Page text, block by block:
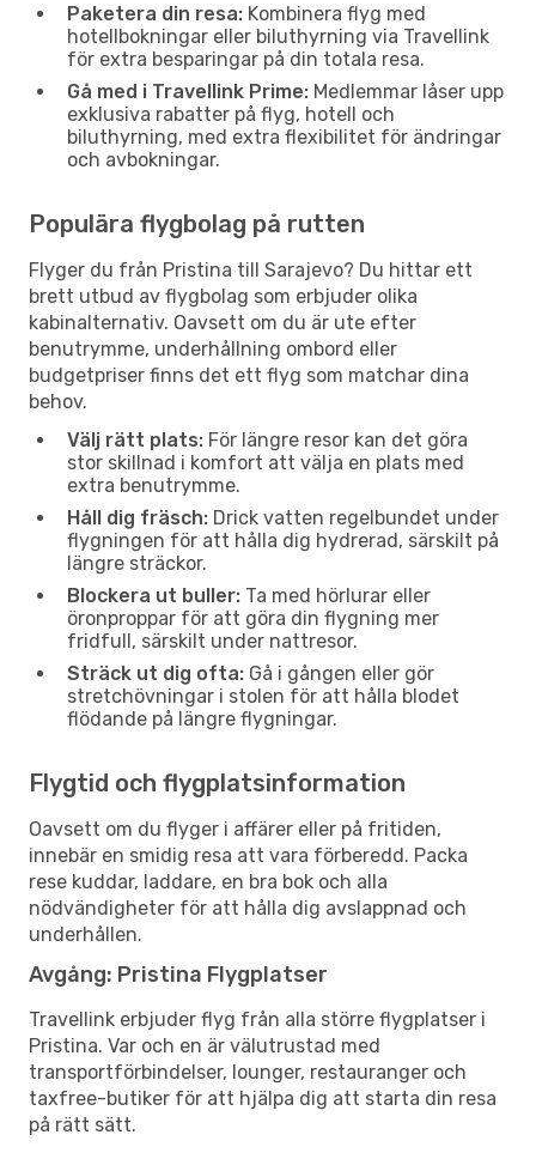
Paketera din resa: Kombinera flyg med
hotellbokningar eller biluthyrning via Travellink
för extra besparingar på din totala resa.
Gå med i Travellink Prime: Medlemmar låser upp
exklusiva rabatter på flyg, hotell och
biluthyrning, med extra flexibilitet för ändringar
och avbokningar.
Populära flygbolag på rutten
Flyger du från Pristina till Sarajevo? Du hittar ett
brett utbud av flygbolag som erbjuder olika
kabinalternativ. Oavsett om du är ute efter
benutrymme, underhållning ombord eller
budgetpriser finns det ett flyg som matchar dina
behov.
Välj rätt plats: För längre resor kan det göra
stor skillnad i komfort att välja en plats med
extra benutrymme.
Håll dig fräsch: Drick vatten regelbundet under
flygningen för att hålla dig hydrerad, särskilt på
längre sträckor.
Blockera ut buller: Ta med hörlurar eller
öronproppar för att göra din flygning mer
fridfull, särskilt under nattresor.
Sträck ut dig ofta: Gå i gången eller gör
stretchövningar i stolen för att hålla blodet
flödande på längre flygningar.
Flygtid och flygplatsinformation
Oavsett om du flyger i affärer eller på fritiden,
innebär en smidig resa att vara förberedd. Packa
rese kuddar, laddare, en bra bok och alla
nödvändigheter för att hålla dig avslappnad och
underhållen.
Avgång: Pristina Flygplatser
Travellink erbjuder flyg från alla större flygplatser i
Pristina. Var och en är välutrustad med
transportförbindelser, lounger, restauranger och
taxfree-butiker för att hjälpa dig att starta din resa
på rätt sätt.